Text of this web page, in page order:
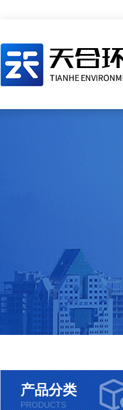
产品分类
PRODUCTS